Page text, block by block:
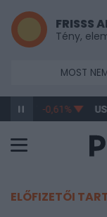
FRISSS
Tény,
MOST
363,17 -0,61%
ELŐFIZETŐI